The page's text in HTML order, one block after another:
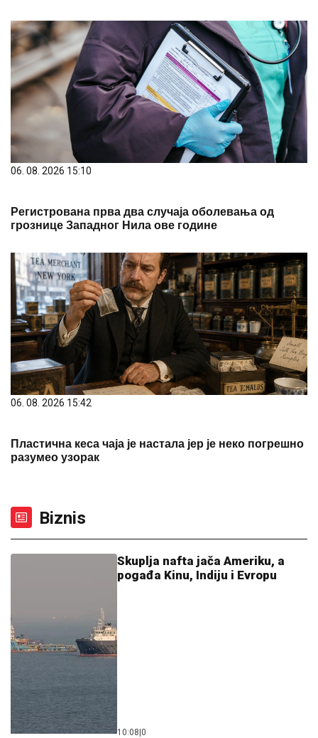
06. 08. 2026 15:10
Регистрована прва два случаја оболевања од
грознице Западног Нила ове године
06. 08. 2026 15:42
Пластична кеса чаја је настала јер је неко погрешно
разумео узорак
Biznis
Skuplja nafta jača Ameriku, a
pogađa Kinu, Indiju i Evropu
10:08|0